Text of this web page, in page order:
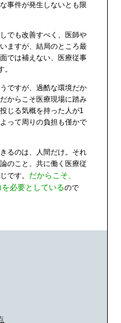
事件が発生しないとも限
でも改善すべく、医師や
ますが、結局のところ最
では補えない、医療従事
。
ですが、過酷な環境だか
からこそ医療現場に踏み
じる気概を持った人が1
って周りの負担も僅かで
るのは、人間だけ。それ
のこと、共に働く医療従
です。 だからこそ、
必要としているので